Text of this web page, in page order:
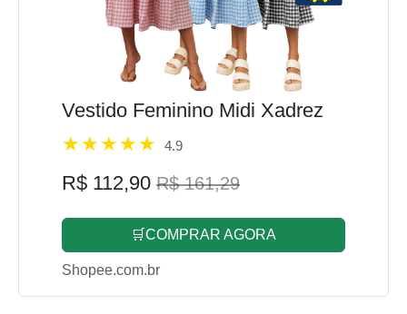
Vestido Feminino Midi Xadrez
4.9
R$ 112,90 R$ 161,29
🛒COMPRAR AGORA
Shopee.com.br